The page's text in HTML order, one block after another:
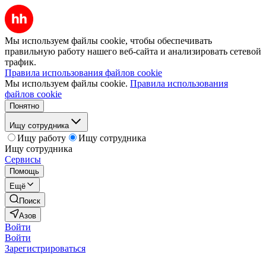
Мы используем файлы cookie, чтобы обеспечивать
правильную работу нашего веб-сайта и анализировать сетевой
трафик.
Правила использования файлов cookie
Мы используем файлы cookie. Правила использования
файлов cookie
Понятно
Ищу сотрудника
Ищу работу
Ищу сотрудника
Ищу сотрудника
Сервисы
Помощь
Ещё
Поиск
Азов
Войти
Войти
Зарегистрироваться